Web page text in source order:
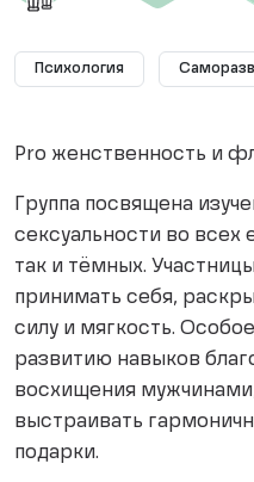
Психология
Pro женственность и
Группа посвящена
сексуальности во всех
так и тёмных.
принимать себя,
силу и мягкость.
развитию навыков
восхищения
выстраивать
подарки.